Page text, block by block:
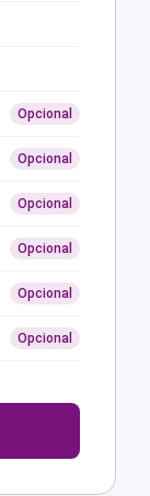
Opcional
Opcional
Opcional
Opcional
Opcional
Opcional